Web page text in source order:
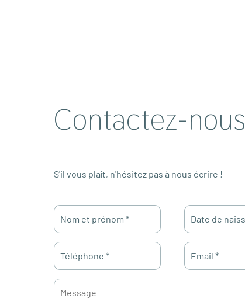
Contactez-nous
S'il vous plaît, n'hésitez pas à nous écrire !